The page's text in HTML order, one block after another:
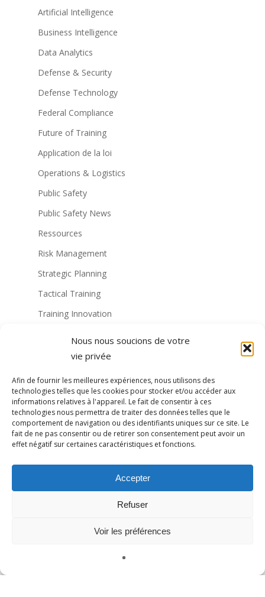
Nous nous soucions de votre
vie privée
Afin de fournir les meilleures expériences, nous utilisons des
technologies telles que les cookies pour stocker et/ou accéder aux
informations relatives à l'appareil. Le fait de consentir à ces
technologies nous permettra de traiter des données telles que le
comportement de navigation ou des identifiants uniques sur ce site. Le
fait de ne pas consentir ou de retirer son consentement peut avoir un
effet négatif sur certaines caractéristiques et fonctions.
Accepter
Refuser
Voir les préférences
Artificial Intelligence
Business Intelligence
Data Analytics
Defense & Security
Defense Technology
Federal Compliance
Future of Training
Application de la loi
Operations & Logistics
Public Safety
Public Safety News
Ressources
Risk Management
Strategic Planning
Tactical Training
Training Innovation
Non classé
Formation militaire à la RV
Formation de la police à la RV
VR Technology